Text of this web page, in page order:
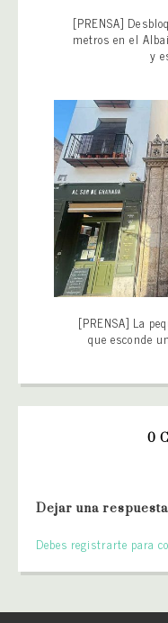
[PRENSA]
metros en el
y
[PRENSA] La
que esconde
0
Dejar una respuesta
Debes registrarte para